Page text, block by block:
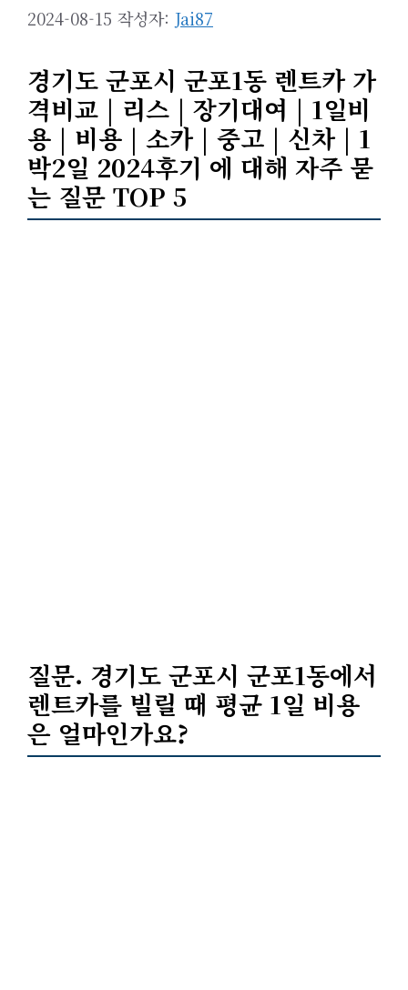
2024-08-15 작성자: Jai87
경기도 군포시 군포1동 렌트카 가
격비교 | 리스 | 장기대여 | 1일비
용 | 비용 | 소카 | 중고 | 신차 | 1
박2일 2024후기 에 대해 자주 묻
는 질문 TOP 5
질문. 경기도 군포시 군포1동에서
렌트카를 빌릴 때 평균 1일 비용
은 얼마인가요?